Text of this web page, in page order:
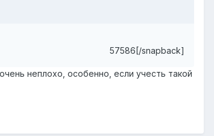
57586[/snapback]
неплохо, особенно, если учесть такой